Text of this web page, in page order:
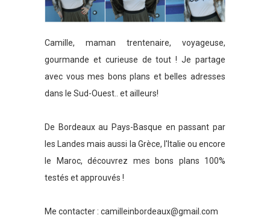
Camille, maman trentenaire, voyageuse,
gourmande et curieuse de tout ! Je partage
avec vous mes bons plans et belles adresses
dans le Sud-Ouest.. et ailleurs!
De Bordeaux au Pays-Basque en passant par
les Landes mais aussi la Grèce, l'Italie ou encore
le Maroc, découvrez mes bons plans 100%
testés et approuvés !
Me contacter : camilleinbordeaux@gmail.com